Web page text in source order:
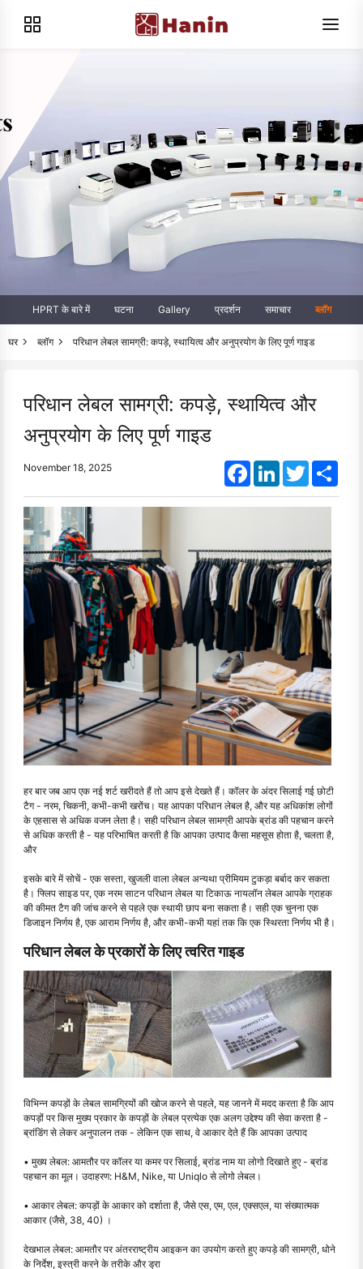
HPRT के बारे में घटना Gallery प्रदर्शन समाचार ब्लॉग
घर ब्लॉग परिधान लेबल सामग्री: कपड़े, स्थायित्व और अनुप्रयोग के लिए पूर्ण गाइड
परिधान लेबल सामग्री: कपड़े, स्थायित्व और
अनुप्रयोग के लिए पूर्ण गाइड
November 18, 2025 FacebookLinkedInTwitter
हर बार जब आप एक नई शर्ट खरीदते हैं तो आप इसे देखते हैं। कॉलर के अंदर सिलाई गई छोटी
टैग - नरम, चिकनी, कभी-कभी खरोंच। यह आपका परिधान लेबल है, और यह अधिकांश लोगों
के एहसास से अधिक वजन लेता है। सही परिधान लेबल सामग्री आपके ब्रांड की पहचान करने
से अधिक करती है - यह परिभाषित करती है कि आपका उत्पाद कैसा महसूस होता है, चलता है,
और
इसके बारे में सोचें - एक सस्ता, खुजली वाला लेबल अन्यथा प्रीमियम टुकड़ा बर्बाद कर सकता
है। फ्लिप साइड पर, एक नरम साटन परिधान लेबल या टिकाऊ नायलॉन लेबल आपके ग्राहक
की कीमत टैग की जांच करने से पहले एक स्थायी छाप बना सकता है। सही एक चुनना एक
डिजाइन निर्णय है, एक आराम निर्णय है, और कभी-कभी यहां तक ​​कि एक स्थिरता निर्णय भी है।
परिधान लेबल के प्रकारों के लिए त्वरित गाइड
विभिन्न कपड़ों के लेबल सामग्रियों की खोज करने से पहले, यह जानने में मदद करता है कि आप
कपड़ों पर किस मुख्य प्रकार के कपड़ों के लेबल प्रत्येक एक अलग उद्देश्य की सेवा करता है -
ब्रांडिंग से लेकर अनुपालन तक - लेकिन एक साथ, वे आकार देते हैं कि आपका उत्पाद
• मुख्य लेबल: आमतौर पर कॉलर या कमर पर सिलाई, ब्रांड नाम या लोगो दिखाते हुए - ब्रांड
पहचान का मूल। उदाहरण: H&M, Nike, या Uniqlo से लोगो लेबल।
• आकार लेबल: कपड़ों के आकार को दर्शाता है, जैसे एस, एम, एल, एक्सएल, या संख्यात्मक
आकार (जैसे, 38, 40) ।
देखभाल लेबल: आमतौर पर अंतरराष्ट्रीय आइकन का उपयोग करते हुए कपड़े की सामग्री, धोने
के निर्देश, इस्त्री करने के तरीके और ड्रा